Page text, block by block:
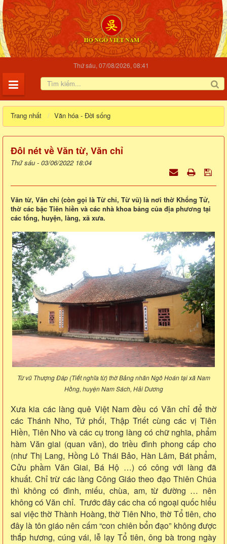
Thứ sáu, 07/08/2026, 08:41
Trang nhất Văn hóa - Đời sống
Đôi nét về Văn từ, Văn chỉ
Thứ sáu - 03/06/2022 18:04
Văn từ, Văn chỉ (còn gọi là Từ chỉ, Từ vũ) là nơi thờ Khổng Tử,
thờ các bậc Tiên hiền và các nhà khoa bảng của địa phương tại
các tổng, huyện, làng, xã xưa.
Từ vũ Thượng Đáp (Tiết nghĩa từ) thờ Bảng nhãn Ngô Hoán tại xã Nam
Hồng, huyện Nam Sách, Hải Dương
Xưa kia các làng quê Việt Nam đều có Văn chỉ để thờ
các Thánh Nho, Tứ phối, Thập Triết cùng các vị Tiên
Hiền, Tiên Nho và các cụ trong làng có chữ nghĩa, phẩm
hàm Văn giai (quan văn), do triều đình phong cấp cho
(như Thị Lang, Hồng Lô Thái Bảo, Hàn Lâm, Bát phẩm,
Cửu phầm Văn Giai, Bá Hộ …) có công với làng đã
khuất. Chỉ trừ các làng Công Giáo theo đạo Thiên Chúa
thì không có đình, miếu, chùa, am, từ đường … nên
không có Văn chỉ. Trước đây các cha cố ngoại quốc hiểu
sai việc thờ Thành Hoàng, thờ Tiên Nho, thờ Tổ tiên, cho
đây là tôn giáo nên cấm “con chiên bổn đạo” không được
thắp hương, cúng vái, lễ lạy Tổ tiên, ông bà trong ngày